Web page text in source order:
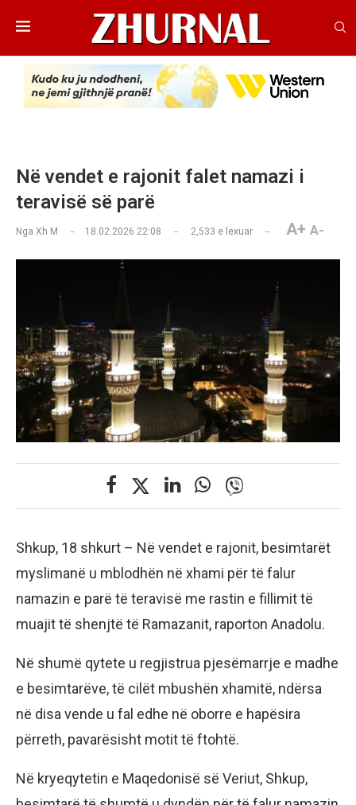
Në vendet e rajonit falet namazi i
teravisë së parë
Nga Xh M 18.02.2026 22:08 2,533 e lexuar A+ A-
Shkup, 18 shkurt – Në vendet e rajonit, besimtarët
myslimanë u mblodhën në xhami për të falur
namazin e parë të teravisë me rastin e fillimit të
muajit të shenjtë të Ramazanit, raporton Anadolu.
Në shumë qytete u regjistrua pjesëmarrje e madhe
e besimtarëve, të cilët mbushën xhamitë, ndërsa
në disa vende u fal edhe në oborre e hapësira
përreth, pavarësisht motit të ftohtë.
Në kryeqytetin e Maqedonisë së Veriut, Shkup,